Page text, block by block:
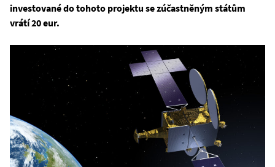
investované do tohoto projektu se zúčastněným státům
vrátí 20 eur.